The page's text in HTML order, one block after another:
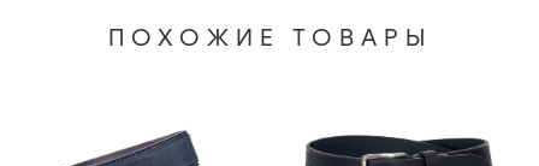
ПОХОЖИЕ ТОВАРЫ